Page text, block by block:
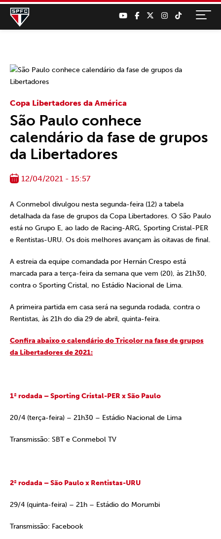
Copa Libertadores da América
São Paulo conhece
calendário da fase de grupos
da Libertadores
12/04/2021 - 15:57
A Conmebol divulgou nesta segunda-feira (12) a tabela
detalhada da fase de grupos da Copa Libertadores. O São Paulo
está no Grupo E, ao lado de Racing-ARG, Sporting Cristal-PER
e Rentistas-URU. Os dois melhores avançam às oitavas de final.
A estreia da equipe comandada por Hernán Crespo está
marcada para a terça-feira da semana que vem (20), às 21h30,
contra o Sporting Cristal, no Estádio Nacional de Lima.
A primeira partida em casa será na segunda rodada, contra o
Rentistas, às 21h do dia 29 de abril, quinta-feira.
Confira abaixo o calendário do Tricolor na fase de grupos
da Libertadores de 2021:
1ª rodada –Sporting Cristal-PER x São Paulo
20/4 (terça-feira) – 21h30 – Estádio Nacional de Lima
Transmissão: SBT e Conmebol TV
2ª rodada – São Paulo x Rentistas-URU
29/4 (quinta-feira) – 21h – Estádio do Morumbi
Transmissão: Facebook